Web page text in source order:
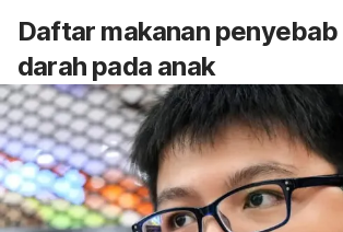
Daftar makanan
darah pada anak